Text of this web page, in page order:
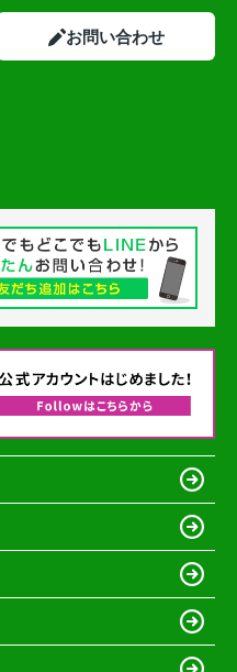
お問い合わせ